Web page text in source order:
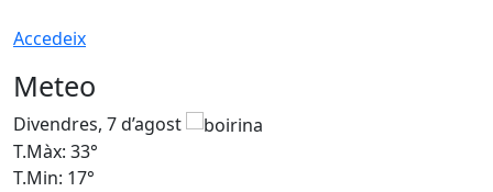
Accedeix
Meteo
Divendres, 7 d’agost
T.Màx: 33°
T.Min: 17°